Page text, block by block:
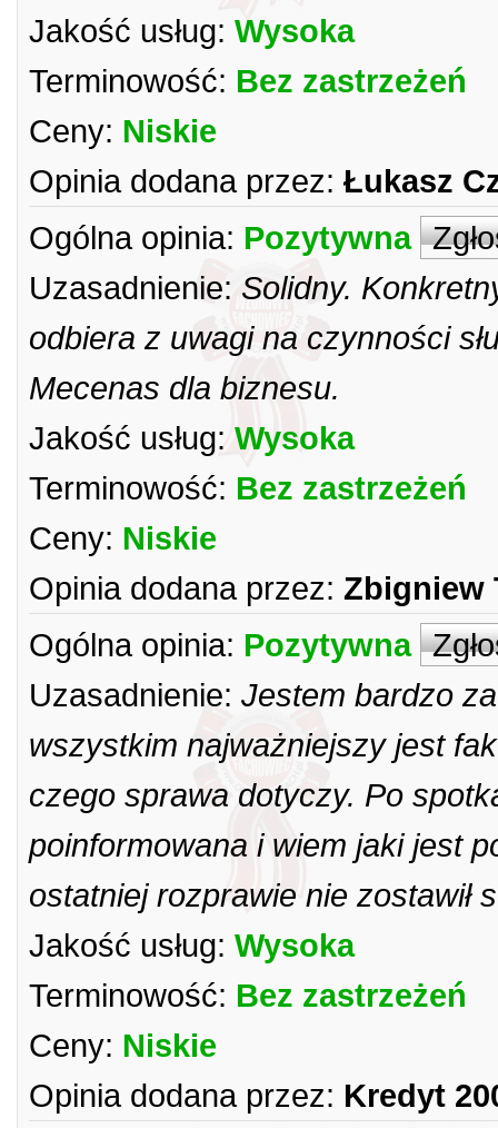
Jakość usług: Wysoka
Terminowość: Bez zastrzeżeń
Ceny: Niskie
Opinia dodana przez: Łukasz
Ogólna opinia: Pozytywna
Uzasadnienie: Solidny.
odbiera z uwagi na czynności
Mecenas dla biznesu.
Jakość usług: Wysoka
Terminowość: Bez zastrzeżeń
Ceny: Niskie
Opinia dodana przez: Zbigniew
Ogólna opinia: Pozytywna
Uzasadnienie: Jestem bardzo
wszystkim najważniejszy jest
czego sprawa dotyczy. Po
poinformowana i wiem jaki jest
ostatniej rozprawie nie zostawił
Jakość usług: Wysoka
Terminowość: Bez zastrzeżeń
Ceny: Niskie
Opinia dodana przez: Kredyt